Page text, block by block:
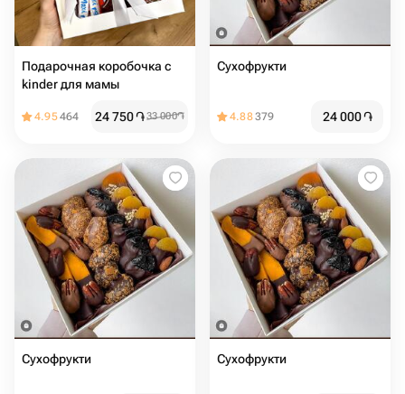
Подарочная коробочка с
kinder для мамы
4.95464 24 750֏33 000֏
Сухофрукти
4.88379 24 000֏
Сухофрукти Сухофрукти